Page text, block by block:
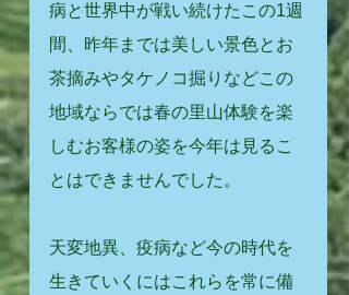
病と世界中が戦い続けたこの1週
間、昨年までは美しい景色とお
茶摘みやタケノコ掘りなどこの
地域ならでは春の里山体験を楽
しむお客様の姿を今年は見るこ
とはできませんでした。
天変地異、疫病など今の時代を
生きていくにはこれらを常に備